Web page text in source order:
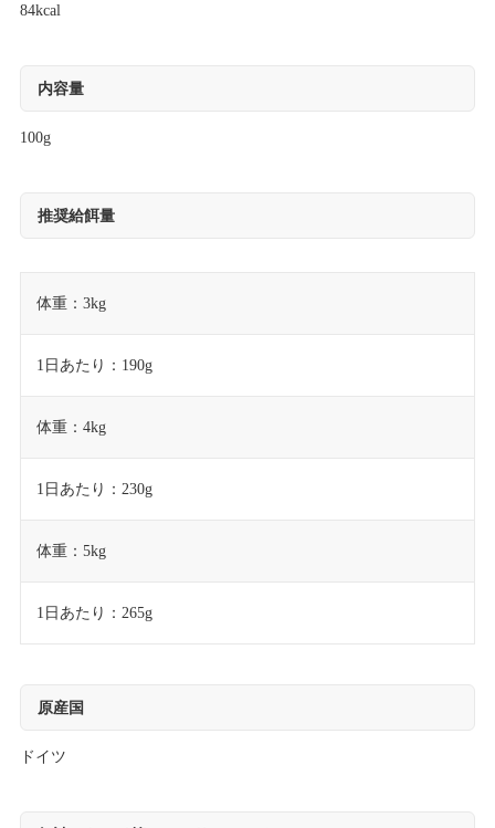
84kcal
内容量
100g
推奨給餌量
体重：3kg
1日あたり：190g
体重：4kg
1日あたり：230g
体重：5kg
1日あたり：265g
原産国
ドイツ